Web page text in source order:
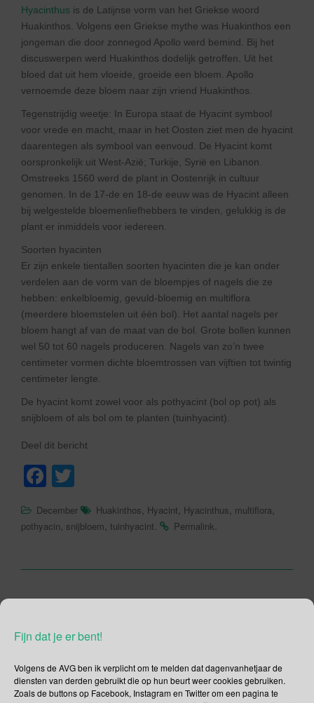
Fijn dat je er bent!
Volgens de AVG ben ik verplicht om te melden dat dagenvanhetjaar de
diensten van derden gebruikt die op hun beurt weer cookies gebruiken.
Zoals de buttons op Facebook, Instagram en Twitter om een pagina te
Hyacinthus is de Latijnse vorm van het Griekse woord
Huakinthos. Volgens een Griekse mythe was Huakinthos een
jongeman die door zonnegod Apollo werd bemind. Bij het
discuswerpen werd Huakinthos dodelijk getroffen. Uit het
bloed dat uit hem vloeide, groeide een bloem. Apollo
vernoemde deze bloem naar zijn vriend Huakinthos.
Tegenstrijdig weetje: In Europa staat de Hyacint symbool
voor vrede en macht, maar in het Oosten ziet men de hyacint
daarentegen als symbool van eenvoud. De Hyacint komt
oorspronkelijk uit West-Azië; Turkije, Syrië en Libanon.
Omstreeks 1560 werd de plant in Oostenrijk in cultuur
genomen. In de 17-de en 18-de eeuw was de Hyacint alleen
bij welgestelde bloemenliefhebbers te vinden, gelukkig is de
plant er inmiddels voor iedereen.
Soorten hyacinten
Er zijn enkele tientallen soorten hyacinten die je kan onder
verdelen aan de vorm van de bloempjes of nagels die ze
hebben: enkelbloemig, gevuld-bloemig en multiflora
(meerdere bloemstelen uit één bol). Het aantal nagels per
bloem hangt af van de maat van de bol. Grote bollen kunnen
wel 50 tot 60 nagels produceren. Nagels van zo’n twee
centimeter vormen dichte bloemtrossen van vijftien tot twintig
centimeter lengte.
De hyacint komt zowel voor als pothyacint (bol op pot) als
snijbloem of als bol om te planten (tuinhyacint).
Deel dit bericht
F
c
b
k
tt
December Huakinthos, Hyacint, Hyacinthus, multiflora,
pothyacin, snijbloem, tuinhyacint. Permalink.
Geef een antwoord